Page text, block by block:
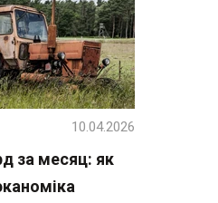
за месяц: як
10.04.2026